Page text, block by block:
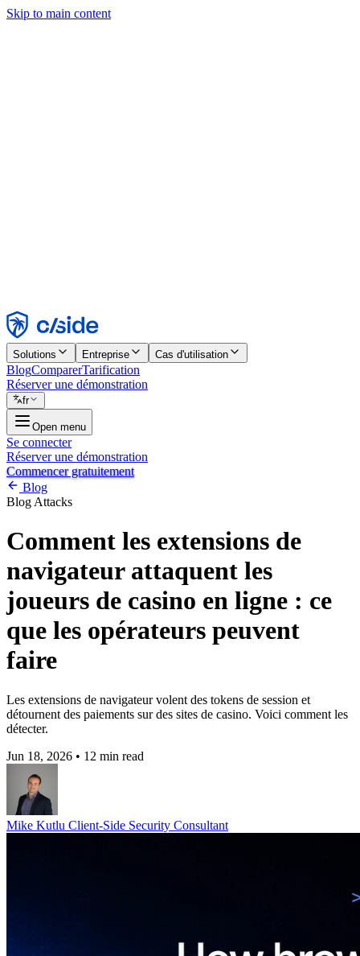
Skip to main content
Rejeter
Solutions Entreprise Cas d'utilisation
BlogComparerTarification
Réserver une démonstration
fr
Open menu
Se connecter
Réserver une démonstration
Commencer gratuitement
Blog
Blog Attacks
Comment les extensions de
navigateur attaquent les
joueurs de casino en ligne : ce
que les opérateurs peuvent
faire
Les extensions de navigateur volent des tokens de session et
détournent des paiements sur des sites de casino. Voici comment les
détecter.
Jun 18, 2026 • 12 min read
Mike Kutlu Client-Side Security Consultant